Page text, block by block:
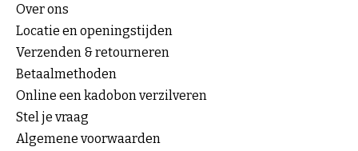
Over ons
Locatie en openingstijden
Verzenden & retourneren
Betaalmethoden
Online een kadobon verzilveren
Stel je vraag
Algemene voorwaarden